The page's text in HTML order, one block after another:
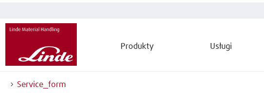
Produkty Usługi
Service_form